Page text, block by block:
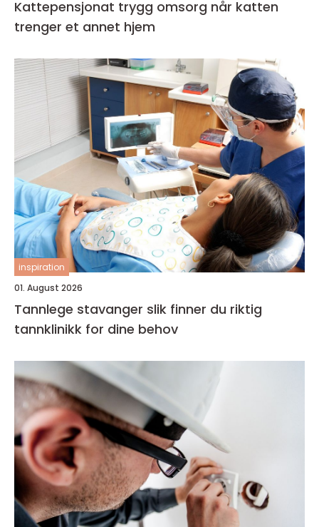
Kattepensjonat trygg omsorg når katten
trenger et annet hjem
inspiration
01. August 2026
Tannlege stavanger slik finner du riktig
tannklinikk for dine behov